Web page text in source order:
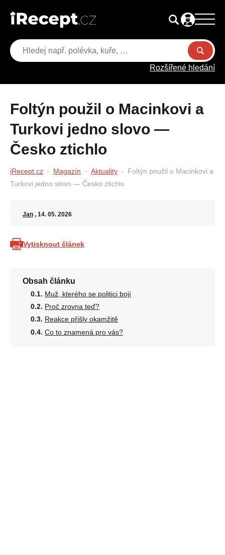
Rozšířené hledání
Foltýn použil o Macinkovi a
Turkovi jedno slovo —
Česko ztichlo
iRecept.cz Magazín Aktuality
Foltýn použil o Macinkovi a
Turkovi jedno slovo — Česko ztichlo
Jan , 14. 05. 2026
Vytisknout článek
Obsah článku
Muž, kterého se politici bojí
Proč zrovna teď?
Reakce přišly okamžitě
Co to znamená pro vás?